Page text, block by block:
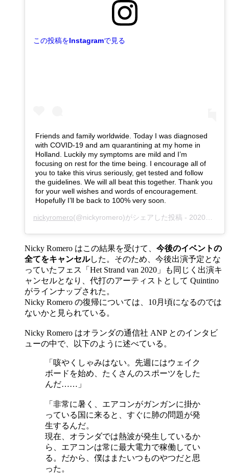
この投稿をInstagramで見る
Friends and family worldwide. Today I was diagnosed
with COVID-19 and am quarantining at my home in
Holland. Luckily my symptoms are mild and I’m
focusing on rest for the time being. I encourage all of
you to take this virus seriously, get tested and follow
the guidelines. We will all beat this together. Thank you
for your well wishes and words of encouragement.
Hopefully I’ll be back to 100% very soon.
nickyromero(@nickyromero)がシェアした投稿 - 2020年 8月月15日午前10時04分PDT
Nicky Romero はこの結果を受けて、 今後のイベントの
全てをキャンセルした。そのため、今後出演予定とな
っていたフェス「Het Strand van 2020」も同じく出演キ
ャンセルとなり、代打のアーティストとして Quintino
がラインナップされた。
Nicky Romero の復帰については、10月頃になるのでは
ないかと見られている。
Nicky Romero はオランダの通信社 ANP とのインタビ
ューの中で、以下のように述べている。
「咳やくしゃみはない。先週にはウェイク
ボードを始め、たくさんのスポーツをした
んだ……」
「非常に暑く、エアコンがガンガンに掛か
っている国に来ると、すぐに肺の問題が発
生するんだ。
現在、オランダでは熱波が発生しているか
ら、エアコンは常に最大電力で稼働してい
る。だから、僕はまたいつものやつだと思
った。